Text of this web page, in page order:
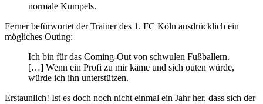
normale Kumpels.
Ferner befürwortet der Trainer des 1. FC Köln ausdrücklich ein
mögliches Outing:
Ich bin für das Coming-Out von schwulen Fußballern.
[…] Wenn ein Profi zu mir käme und sich outen würde,
würde ich ihn unterstützen.
Erstaunlich! Ist es doch noch nicht einmal ein Jahr her, dass sich der